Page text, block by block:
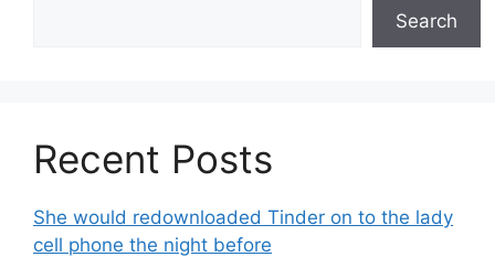
Search
Recent Posts
She would redownloaded Tinder on to the lady
cell phone the night before